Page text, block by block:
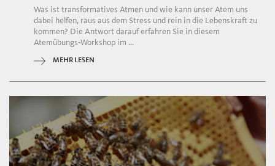
Was ist transformatives Atmen und wie kann unser Atem uns
dabei helfen, raus aus dem Stress und rein in die Lebenskraft zu
kommen? Die Antwort darauf erfahren Sie in diesem
Atemübungs-Workshop im ...
MEHR LESEN